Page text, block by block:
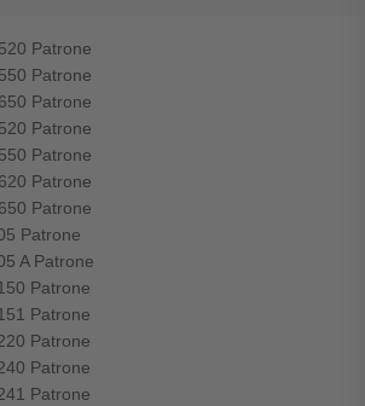
Patrone
Patrone
Patrone
Patrone
Patrone
Patrone
Patrone
Patrone
A Patrone
Patrone
Patrone
Patrone
Patrone
Patrone